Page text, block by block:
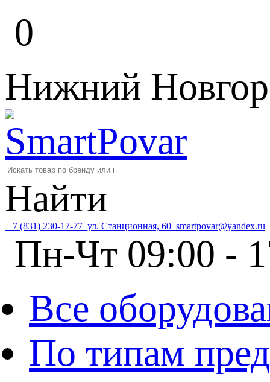
0
Нижний
Найти
+7 (831) 230-17-77 ул. Станционная, 60 smartpovar@yandex.ru
Пн-Чт 09:00 -
Все
По типам